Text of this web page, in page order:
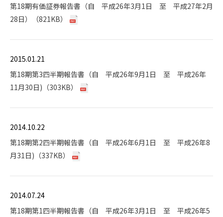
第18期有価証券報告書（自 平成26年3月1日 至 平成27年2月
28日）（821KB）
2015.01.21
第18期第3四半期報告書（自 平成26年9月1日 至 平成26年
11月30日)（303KB）
2014.10.22
第18期第2四半期報告書（自 平成26年6月1日 至 平成26年8
月31日)（337KB）
2014.07.24
第18期第1四半期報告書（自 平成26年3月1日 至 平成26年5